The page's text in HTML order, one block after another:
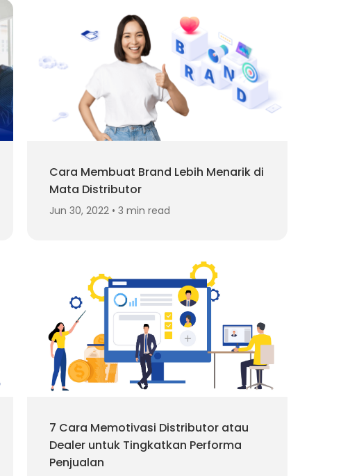
Cara Membuat Brand Lebih Menarik di
Mata Distributor
Jun 30, 2022 • 3 min read
7 Cara Memotivasi Distributor atau
Dealer untuk Tingkatkan Performa
Penjualan